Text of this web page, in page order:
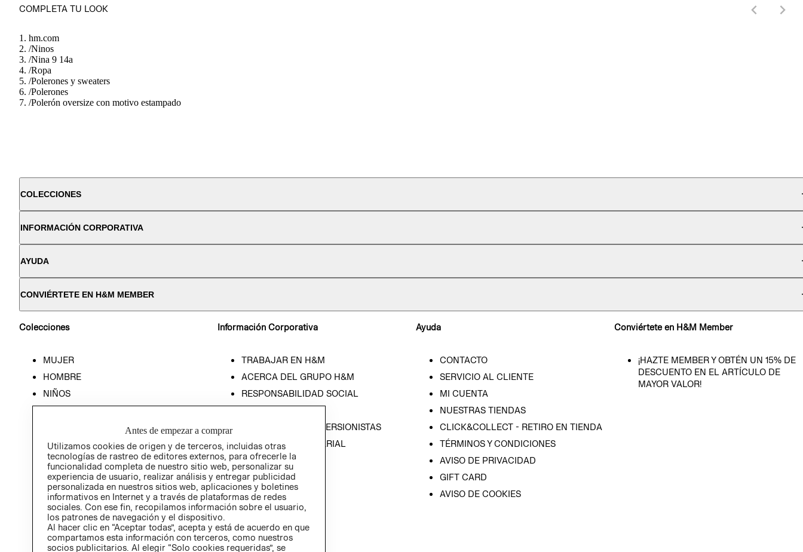
COMPLETA TU LOOK
hm.com
/Ninos
/Nina 9 14a
/Ropa
/Polerones y sweaters
/Polerones
/Polerón oversize con motivo estampado
COLECCIONES
INFORMACIÓN CORPORATIVA
AYUDA
CONVIÉRTETE EN H&M MEMBER
Colecciones
MUJER
HOMBRE
NIÑOS
Información Corporativa
TRABAJAR EN H&M
ACERCA DEL GRUPO H&M
RESPONSABILIDAD SOCIAL
RELACIÓN CON INVERSIONISTAS
POLÍTICA EMPRESARIAL
Ayuda
CONTACTO
SERVICIO AL CLIENTE
MI CUENTA
NUESTRAS TIENDAS
CLICK&COLLECT - RETIRO EN TIENDA
TÉRMINOS Y CONDICIONES
AVISO DE PRIVACIDAD
GIFT CARD
AVISO DE COOKIES
Conviértete en H&M Member
¡HAZTE MEMBER Y OBTÉN UN 15% DE
DESCUENTO EN EL ARTÍCULO DE
MAYOR VALOR!
Antes de empezar a comprar
Utilizamos cookies de origen y de terceros, incluidas otras
tecnologías de rastreo de editores externos, para ofrecerle la
funcionalidad completa de nuestro sitio web, personalizar su
experiencia de usuario, realizar análisis y entregar publicidad
personalizada en nuestros sitios web, aplicaciones y boletines
informativos en Internet y a través de plataformas de redes
sociales. Con ese fin, recopilamos información sobre el usuario,
los patrones de navegación y el dispositivo.
Al hacer clic en “Aceptar todas”, acepta y está de acuerdo en que
compartamos esta información con terceros, como nuestros
socios publicitarios. Al elegir “Solo cookies requeridas”, se